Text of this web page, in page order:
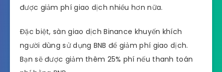
được giảm phí giao dịch nhiều hơn nữa.
Đặc biệt, sàn giao dịch Binance khuyến khích
người dùng sử dụng BNB để giảm phí giao dịch.
Bạn sẽ được giảm thêm 25% phí nếu thanh toán